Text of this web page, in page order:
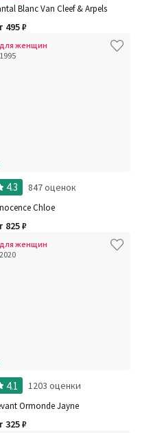
Blanc Van Cleef & Arpels
495₽
для женщин
1995
4.3 847 оценок
Chloe
825₽
для женщин
2020
4.1 1203 оценки
Ormonde Jayne
325₽